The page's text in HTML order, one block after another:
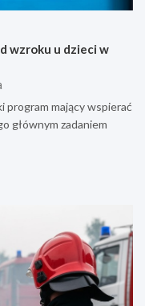
wzroku u dzieci w
program mający wspierać
głównym zadaniem